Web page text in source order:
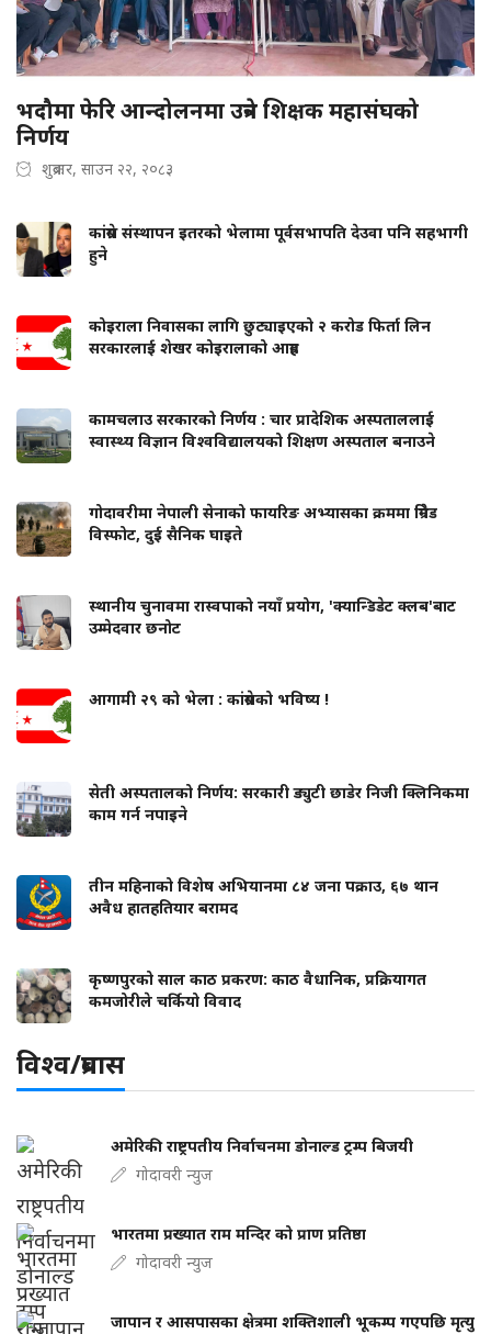
भदौमा फेरि आन्दोलनमा उत्रने शिक्षक महासंघको
निर्णय
शुक्रबार, साउन २२, २०८३
कांग्रेस संस्थापन इतरको भेलामा पूर्वसभापति देउवा पनि सहभागी
हुने
कोइराला निवासका लागि छुट्याइएको २ करोड फिर्ता लिन
सरकारलाई शेखर कोइरालाको आग्रह
कामचलाउ सरकारको निर्णय : चार प्रादेशिक अस्पताललाई
स्वास्थ्य विज्ञान विश्वविद्यालयको शिक्षण अस्पताल बनाउने
गोदावरीमा नेपाली सेनाको फायरिङ अभ्यासका क्रममा ग्रिनेड
विस्फोट, दुई सैनिक घाइते
स्थानीय चुनावमा रास्वपाको नयाँ प्रयोग, 'क्यान्डिडेट क्लब'बाट
उम्मेदवार छनोट
आगामी २९ को भेला : कांग्रेसको भविष्य !
सेती अस्पतालको निर्णय: सरकारी ड्युटी छाडेर निजी क्लिनिकमा
काम गर्न नपाइने
तीन महिनाको विशेष अभियानमा ८४ जना पक्राउ, ६७ थान
अवैध हातहतियार बरामद
कृष्णपुरको साल काठ प्रकरण: काठ वैधानिक, प्रक्रियागत
कमजोरीले चर्कियो विवाद
विश्व/प्रबास
अमेरिकी राष्ट्रपतीय निर्वाचनमा डोनाल्ड ट्रम्प बिजयी
गोदावरी न्युज
भारतमा प्रख्यात राम मन्दिर को प्राण प्रतिष्ठा
गोदावरी न्युज
जापान र आसपासका क्षेत्रमा शक्तिशाली भूकम्प गएपछि मृत्यु